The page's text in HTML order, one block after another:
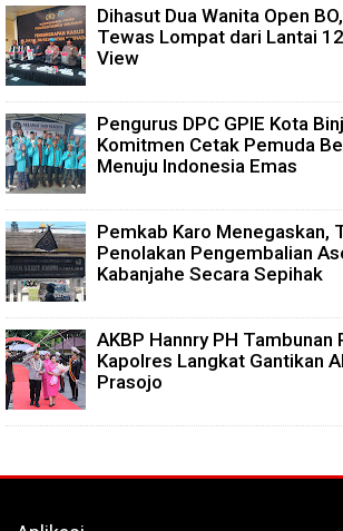
Dihasut Dua Wanita Open
Tewas Lompat dari Lantai
View
Pengurus DPC GPIE Kota
Komitmen Cetak Pemuda
Menuju Indonesia Emas
Pemkab Karo Menegaskan,
Penolakan Pengembalian
Kabanjahe Secara Sepihak
AKBP Hannry PH Tambunan
Kapolres Langkat Gantikan
Prasojo